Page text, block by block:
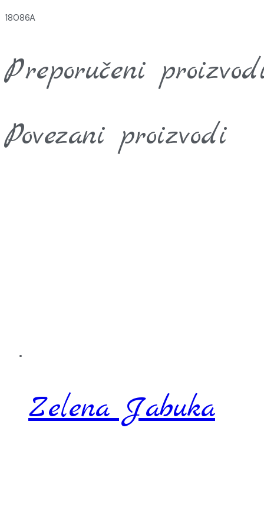
18086A
Preporučeni
Povezani proizvodi
Zelena Jabuka